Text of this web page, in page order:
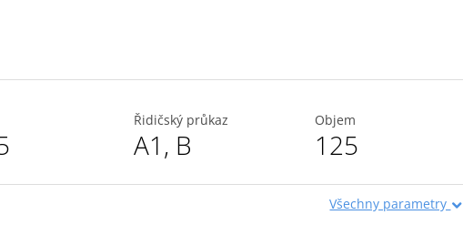
Řidičský průkaz
A1 , B
Objem
125
Všechny parametry